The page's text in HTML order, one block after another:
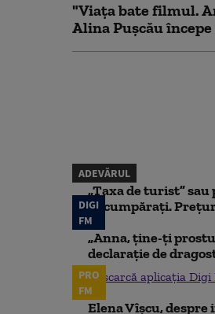
"Viața bate filmul.
Alina Pușcău
ADEVĂRUL
„Taxa de turist”
să cumpărați.
DIGI
FM
„Anna, ţine-ţi
declaraţie de
Descarcă aplicația Digi
PRO
FM
Elena Vîșcu,